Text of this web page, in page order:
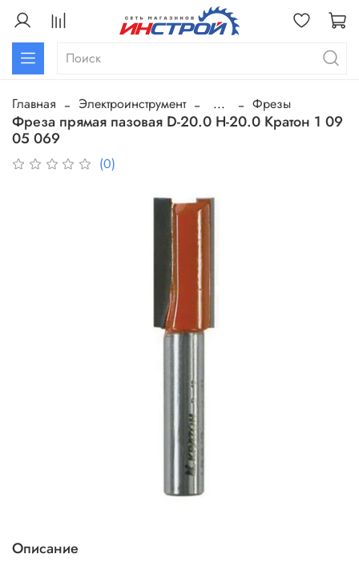
Главная Электроинструмент ... Фрезы
Фреза прямая пазовая D-20.0 H-20.0 Кратон 1 09
05 069
(0)
Описание